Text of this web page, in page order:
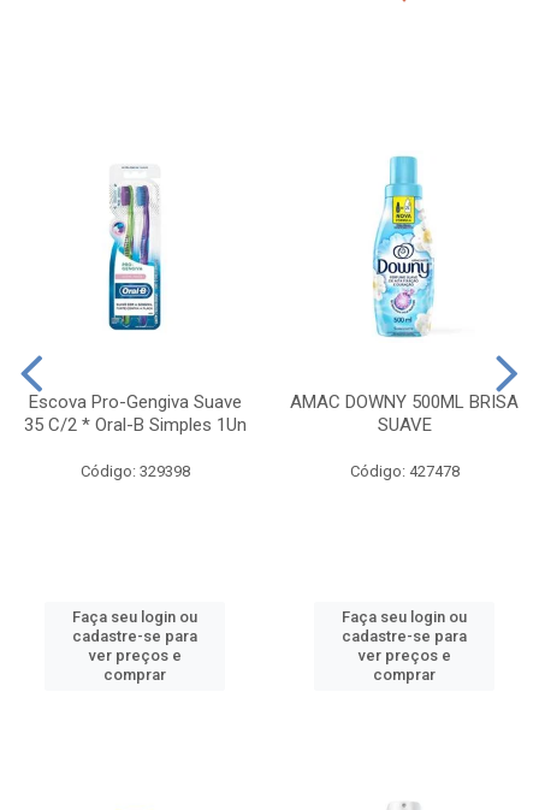
Escova Pro-Gengiva Suave
35 C/2 * Oral-B Simples 1Un
Código: 329398
Faça seu login ou
cadastre-se para
ver preços e
comprar
AMAC DOWNY 500ML BRISA
SUAVE
Código: 427478
Faça seu login ou
cadastre-se para
ver preços e
comprar